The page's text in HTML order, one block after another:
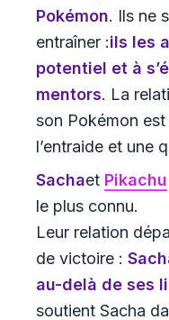
Pokémon. Ils ne
entraîner :ils les
potentiel et à
mentors. La
son Pokémon
l’entraide et une
Sachaet Pikachu
le plus connu.
Leur relation
de victoire :
au-delà de ses
soutient Sacha